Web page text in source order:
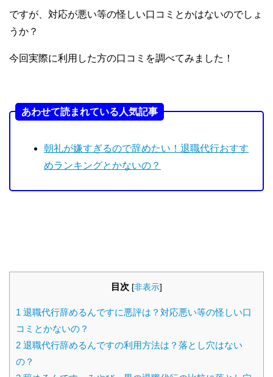
ですが、対応が悪い等の怪しい口コミとかはないのでしょ
うか？
今回実際に利用した方の口コミを調べてみました！
あわせて読まれている人気記事
朝礼が嫌すぎるので辞めたい！退職代行おすす
めランキングとかないの？
目次 [非表示]
1 退職代行辞めるんですに悪評は？対応悪い等の怪しい口
コミとかないの？
2 退職代行辞めるんですの利用方法は？落とし穴はない
の？